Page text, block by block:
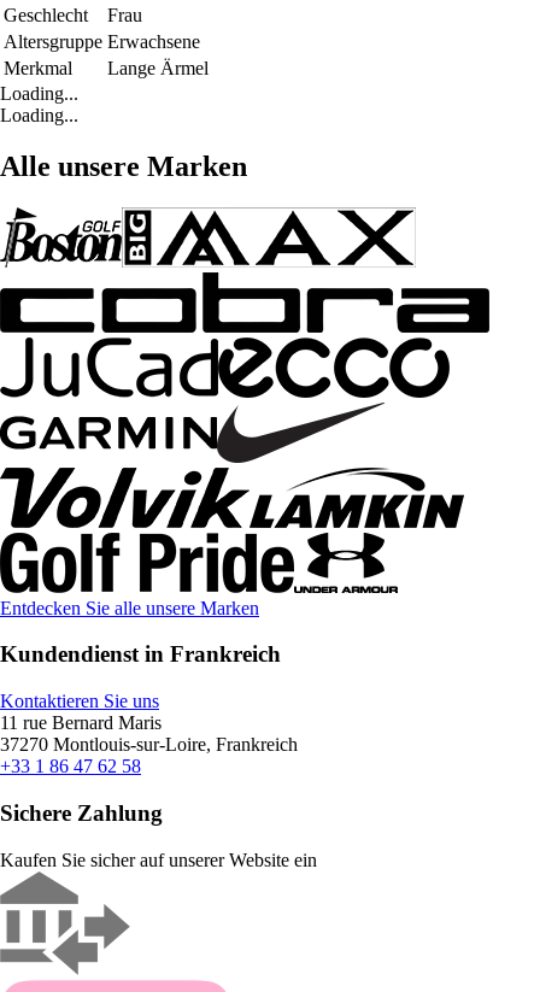
Geschlecht
Frau
Altersgruppe Erwachsene
Merkmal
Lange Ärmel
Loading...
Loading...
Alle unsere Marken
Entdecken Sie alle unsere Marken
Kundendienst in Frankreich
Kontaktieren Sie uns
11 rue Bernard Maris
37270 Montlouis-sur-Loire, Frankreich
+33 1 86 47 62 58
Sichere Zahlung
Kaufen Sie sicher auf unserer Website ein